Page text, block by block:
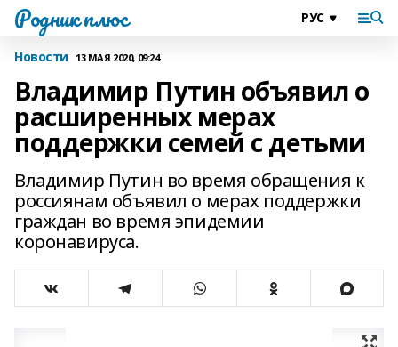
Родник плюс
Новости 13 МАЯ 2020, 09:24
Владимир Путин объявил о
расширенных мерах
поддержки семей с детьми
Владимир Путин во время обращения к
россиянам объявил о мерах поддержки
граждан во время эпидемии
коронавируса.